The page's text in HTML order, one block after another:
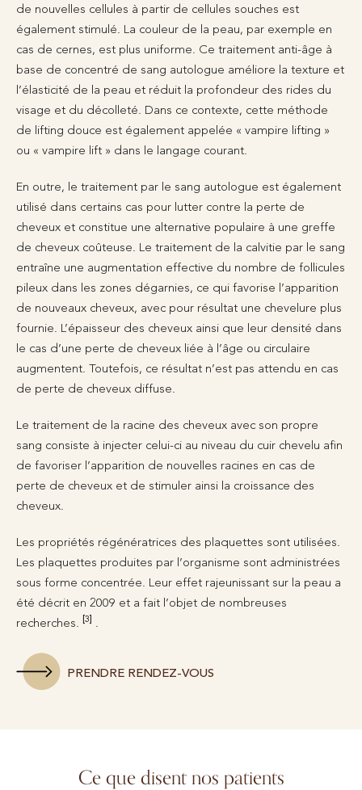
de nouvelles cellules à partir de cellules souches est
également stimulé. La couleur de la peau, par exemple en
cas de cernes, est plus uniforme. Ce traitement anti-âge à
base de concentré de sang autologue améliore la texture et
l’élasticité de la peau et réduit la profondeur des rides du
visage et du décolleté. Dans ce contexte, cette méthode
de lifting douce est également appelée « vampire lifting »
ou « vampire lift » dans le langage courant.
En outre, le traitement par le sang autologue est également
utilisé dans certains cas pour lutter contre la perte de
cheveux et constitue une alternative populaire à une greffe
de cheveux coûteuse. Le traitement de la calvitie par le sang
entraîne une augmentation effective du nombre de follicules
pileux dans les zones dégarnies, ce qui favorise l’apparition
de nouveaux cheveux, avec pour résultat une chevelure plus
fournie. L’épaisseur des cheveux ainsi que leur densité dans
le cas d’une perte de cheveux liée à l’âge ou circulaire
augmentent. Toutefois, ce résultat n’est pas attendu en cas
de perte de cheveux diffuse.
Le traitement de la racine des cheveux avec son propre
sang consiste à injecter celui-ci au niveau du cuir chevelu afin
de favoriser l’apparition de nouvelles racines en cas de
perte de cheveux et de stimuler ainsi la croissance des
cheveux.
Les propriétés régénératrices des plaquettes sont utilisées.
Les plaquettes produites par l’organisme sont administrées
sous forme concentrée. Leur effet rajeunissant sur la peau a
été décrit en 2009 et a fait l’objet de nombreuses
recherches. [3] .
PRENDRE RENDEZ-VOUS
Ce que disent nos patients